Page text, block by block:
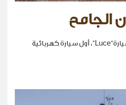
الجامح
كشفت شركةFerrari عن سيارة“Luce”، أول سيارة كهربائية